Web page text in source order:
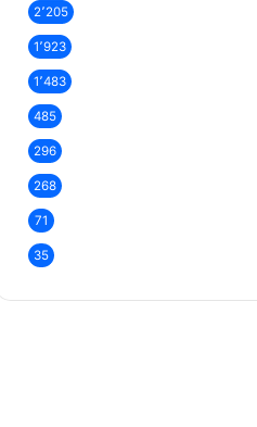
2٬205
1٬923
1٬483
485
296
268
71
35